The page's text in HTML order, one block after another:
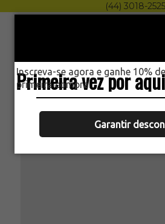
Primeira vez por
Inscreva-se agora e ganhe 10%
primeira compra.
Garantir
(44) 3018-2525
Menu
HOME
LUVA VAQUETA
PROTEÇÃO BRANCA